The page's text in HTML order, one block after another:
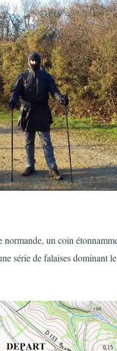
un coin
série de falaises dominant